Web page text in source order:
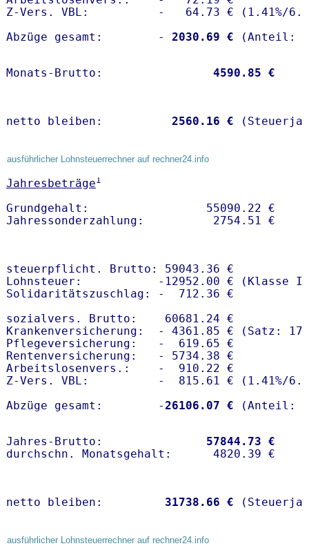
Z-Vers. VBL:          -   64.73 € ( 1.41%/
Abzüge gesamt:        -
2030.69 €
Monats-Brutto: 4590.85 €
netto bleiben: 2560.16 €
ausführlicher Lohnsteuerrechner auf rechner24.info
Jahresbeträge1
Grundgehalt:                 55090.22 €
steuerpflicht. Brutto: 59043.36 €
Lohnsteuer:           -12952.00 € (Klasse I)
Solidaritätszuschlag: -  712.36 €
sozialvers. Brutto:    60681.24 €
Krankenversicherung:  - 4361.85 € (Satz:
Pflegeversicherung:   -  619.65 €
Rentenversicherung:   - 5734.38 €
Arbeitslosenvers.:    -  910.22 €
Z-Vers. VBL:          -  815.61 € ( 1.41%/
Abzüge gesamt:        -26106.07 €
Jahres-Brutto: 57844.73 €
netto bleiben: 31738.66 €
ausführlicher Lohnsteuerrechner auf rechner24.info